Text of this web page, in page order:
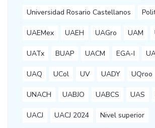
Universidad Rosario Castellanos
UAEMex UAEH UAGro UAM
UATx BUAP UACM EGA-I
UAQ UCol UV UADY UQroo
UNACH UABJO UABCS UAS
UACJ UACJ 2024 Nivel superior